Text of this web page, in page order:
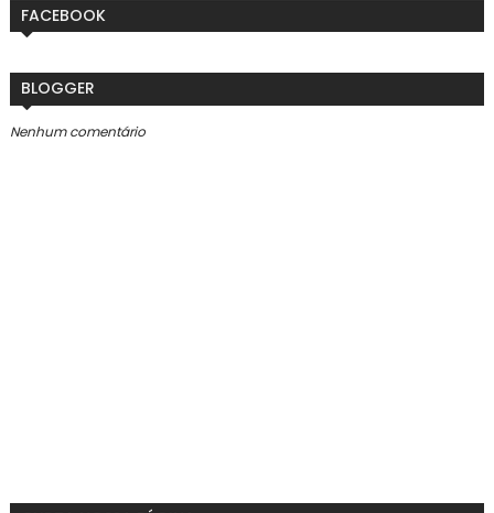
FACEBOOK
BLOGGER
Nenhum comentário